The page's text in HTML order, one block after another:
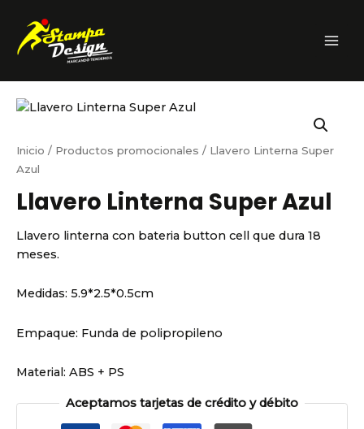
contenido
Inicio / Productos promocionales / Llavero Linterna Super
Azul
Llavero Linterna Super Azul
Llavero linterna con bateria button cell que dura 18
meses.
Medidas: 5.9*2.5*0.5cm
Empaque: Funda de polipropileno
Material: ABS + PS
Aceptamos tarjetas de crédito y débito
cantidad